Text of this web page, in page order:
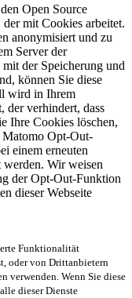
Open Source
mit Cookies arbeitet.
anonymisiert und zu
Server der
der Speicherung und
können Sie diese
wird in Ihrem
der verhindert, dass
Ihre Cookies löschen,
Matomo Opt-Out-
einem erneuten
werden. Wir weisen
der Opt-Out-Funktion
dieser Webseite
Funktionalität
oder von Drittanbietern
verwenden. Wenn Sie diese
dieser Dienste